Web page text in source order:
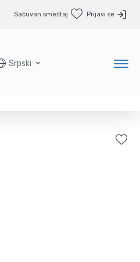
Sačuvan smeštaj Prijavi se
Srpski